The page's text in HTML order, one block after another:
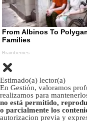
Estimado(a) lector(a)
En Gestión, valoramos
realizamos para
no está permitido,
o parcialmente los
autorizacion previa y